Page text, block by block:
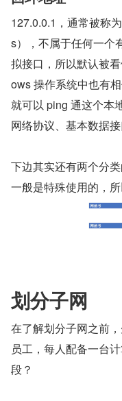
127.0.0.1，通常被称为
s），不属于任何一个
拟接口，所以默认被
ows 操作系统中也有
就可以 ping 通这个本
网络协议、基本数据
下边其实还有两个分
一般是特殊使用的，
划分子网
在了解划分子网之前
员工，每人配备一台
段？